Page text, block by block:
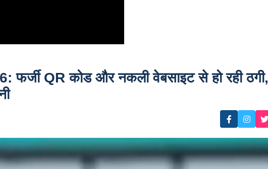
QR कोड और नकली वेबसाइट से हो रही ठगी,